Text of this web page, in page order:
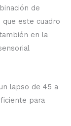
de
este cuadro
en la
lapso de 45 a
para